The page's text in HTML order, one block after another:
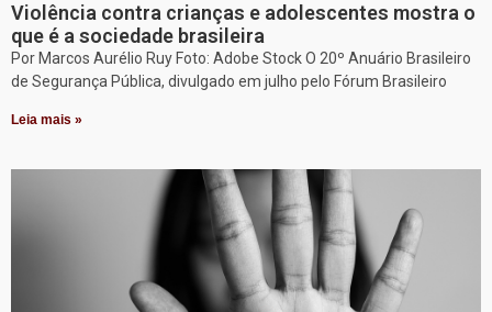
Violência contra crianças e adolescentes mostra o
que é a sociedade brasileira
Por Marcos Aurélio Ruy Foto: Adobe Stock O 20º Anuário Brasileiro
de Segurança Pública, divulgado em julho pelo Fórum Brasileiro
Leia mais »